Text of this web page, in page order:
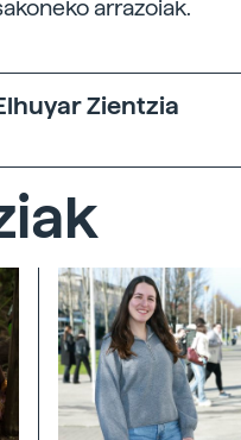
arrazoiak.
Zientzia